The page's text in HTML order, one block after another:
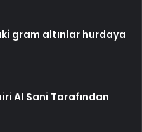
gram altınlar hurdaya
Al Sani Tarafından